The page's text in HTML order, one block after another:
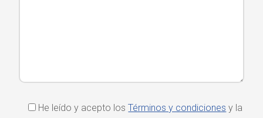
He leído y acepto losTérminos y condiciones y la